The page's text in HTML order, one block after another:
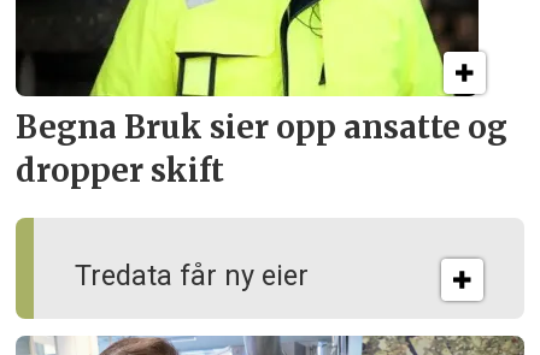
Tredata får ny eier
Begna Bruk sier opp ansatte og
dropper skift